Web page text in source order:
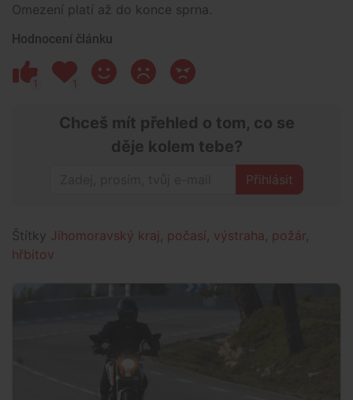
Omezení platí až do konce sprna.
Hodnocení článku
1 1
Chceš mít přehled o tom, co se
děje kolem tebe?
Přihlásit
Štítky Jihomoravský kraj počasí výstraha požár
hřbitov